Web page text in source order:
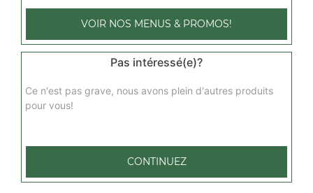
végétarienne 4 pers
Base sauce tomate, mozzarella, champignons, artichaut,
marina 4 pers
Base sauce tomate, mozzarella, fruits de mer, persillade
VOIR NOS MENUS & PROMOS!
Pas intéressé(e)?
Ce n'est pas grave, nous avons plein d'autres produits
pour vous!
CONTINUEZ